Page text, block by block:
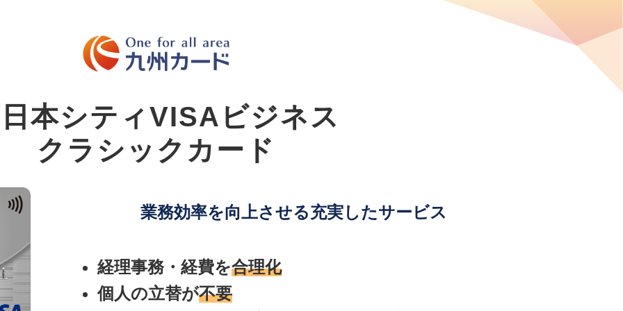
本シティVISAビジネス
クラシックカード
業務効率を向上させる充実したサービス
経理事務・経費を合理化
個人の立替が不要